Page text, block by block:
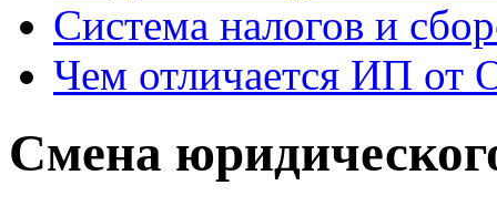
Система налогов и
Чем отличается ИП от
Смена